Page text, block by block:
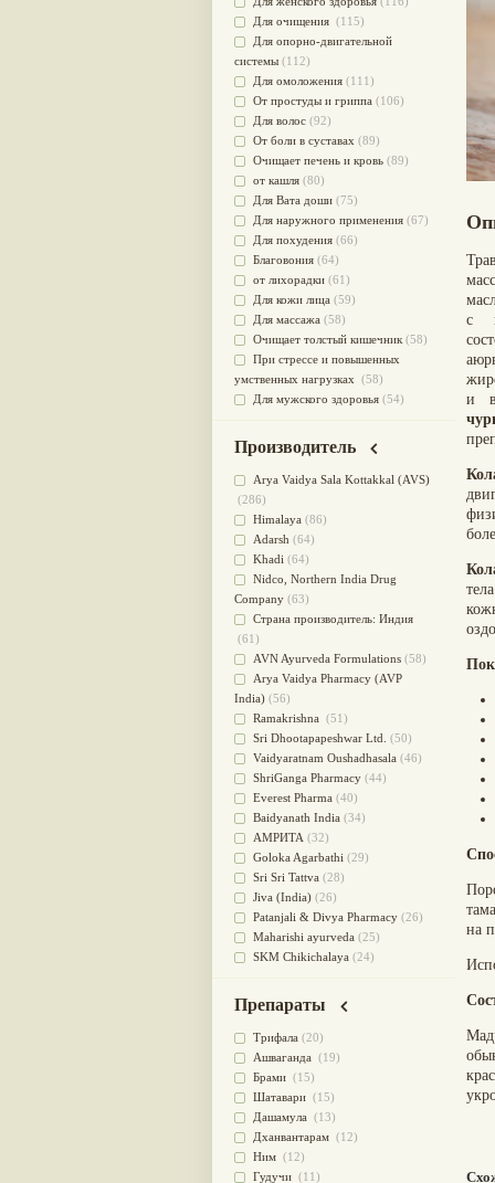
с
и
на
Для очищения (115)
Для опорно-двигательной
системы (112)
Для омоложения (111)
От простуды и гриппа (106)
Для волос (92)
От боли в суставах (89)
Очищает печень и кровь (89)
от кашля (80)
Для Вата доши (75)
Для наружного применения (67)
Для похудения (66)
Благовония (64)
от лихорадки (61)
Для кожи лица (59)
Для массажа (58)
Очищает толстый кишечник (58)
При стрессе и повышенных
умственных нагрузках (58)
Для мужского здоровья (54)
применения
(51)
Для приготовления пищи(49)
от инфекций мочеполовой
системы(49)
Для стабилизации деятельности
ЦНС(47)
для суставов(47)
Лечит опухоли и отеки
Для медитации(44)
выводит токсины
Для здоровья печени(41)
Для тела(39)
для очищения крови
При диабете (38)
Антиоксидант(37)
Для Капха(Кафа) доши(37)
От паразитов(37)
При расстройстве желудка
Успокоительное(36)
Для глаз(34)
от геморроя(34)
Противовоспалительное
Для Питта доши
Для сердца(32)
Для сосудов головного мозга
(32)
Для лица(31)
Употребление в пищу
Ароматерапия(29)
Жаропонижающее
для памяти (28)
для почек(28)
Обезболивающие (28)
Слабительное
Афродизиак(27)
Производитель
Arya Vaidya Sala Kottakkal (AVS)
(286)
Himalaya (86)
Adarsh (64)
Khadi (64)
Nidсo, Northern India Drug
Company (63)
Страна производитель: Индия
(61)
AVN Ayurveda Formulations (58)
Arya Vaidya Pharmacy (AVP
India) (56)
Ramakrishna (51)
Sri Dhootapapeshwar Ltd. (50)
Vaidyaratnam Oushadhasala (46)
ShriGanga Pharmacy (44)
Everest Pharma (40)
Baidyanath India (34)
АМРИТА (32)
Goloka Agarbathi (29)
Sri Sri Tattva (28)
Jiva (India) (26)
Patanjali & Divya Pharmacy (26)
Maharishi ayurveda (25)
SKM Chikichalaya (24)
CONCENTRATES LTD (India)
CHARAK PHARMA
Satya Sai(20)
Vyas(20)
Bipha(19)
Kerala Ayurveda
Organic India pvt ltd
Lalita (16)
Ashtang Herbals
Препараты
Трифала (20)
Ашваганда (19)
Брами (15)
Шатавари (15)
Дашамула (13)
Дханвантарам (12)
Ним (12)
Гудучи (11)